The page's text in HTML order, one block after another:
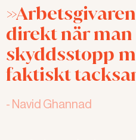
direkt när
skyddsstopp
faktiskt
- Navid Ghannad